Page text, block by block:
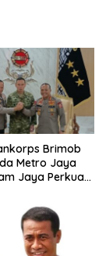
Brimob
Metro Jaya
Jaya Perkuat